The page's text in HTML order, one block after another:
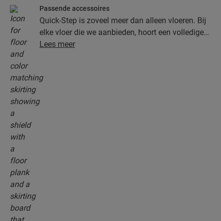
Passende accessoires
Quick-Step is zoveel meer dan alleen vloeren. Bij
elke vloer die we aanbieden, hoort een volledige
collectie accessoires, inclusief ondervloeren,
Lees meer